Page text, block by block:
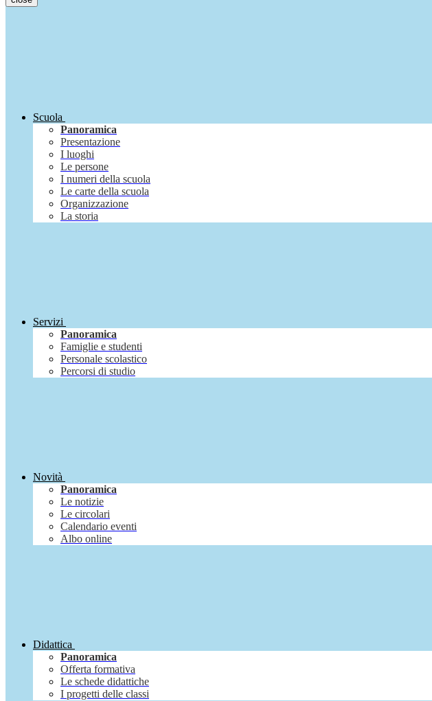
Scuola
Panoramica
Presentazione
I luoghi
Le persone
I numeri della scuola
Le carte della scuola
Organizzazione
La storia
Servizi
Panoramica
Famiglie e studenti
Personale scolastico
Percorsi di studio
Novità
Panoramica
Le notizie
Le circolari
Calendario eventi
Albo online
Didattica
Panoramica
Offerta formativa
Le schede didattiche
I progetti delle classi